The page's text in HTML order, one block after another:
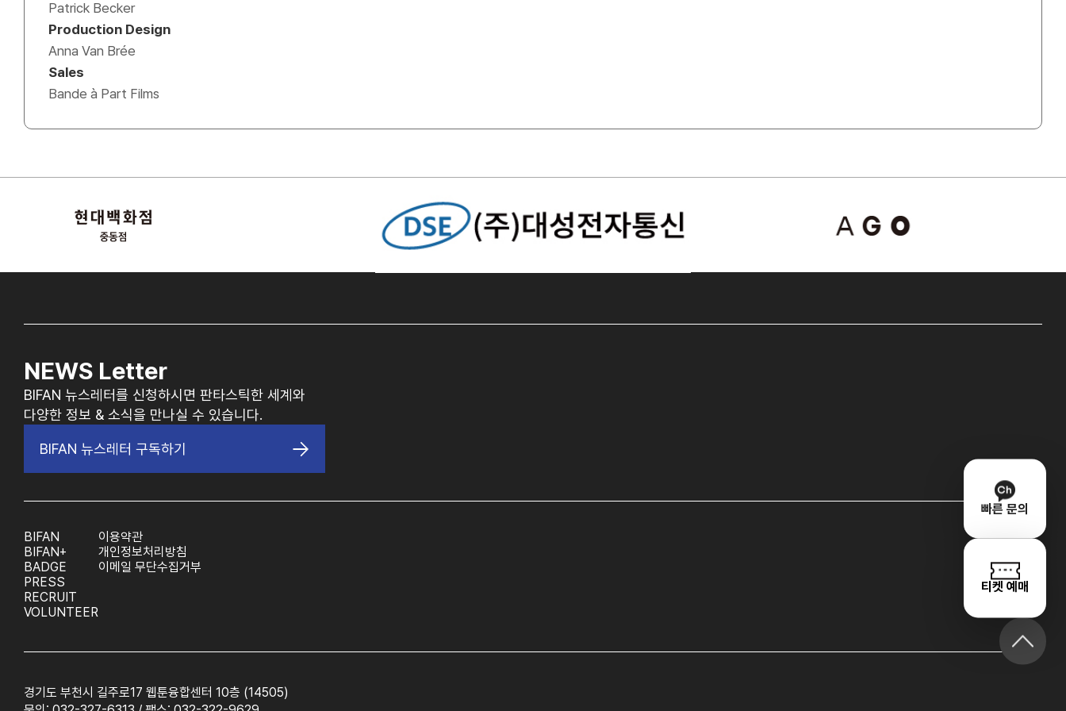
빠른 문의
티켓 예매
Patrick Becker
Production Design
Anna Van Brée
Sales
Bande à Part Films
NEWS Letter
BIFAN 뉴스레터를 신청하시면 판타스틱한 세계와
다양한 정보 & 소식을 만나실 수 있습니다.
BIFAN 뉴스레터 구독하기
BIFAN
BIFAN+
BADGE
PRESS
RECRUIT
VOLUNTEER
이용약관
개인정보처리방침
이메일 무단수집거부
경기도 부천시 길주로17 웹툰융합센터 10층 (14505)